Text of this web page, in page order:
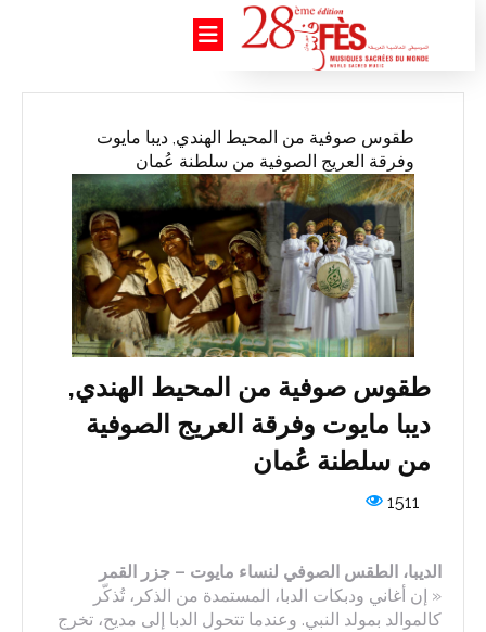
طقوس صوفية من المحيط الهندي, ديبا مايوت
وفرقة العريج الصوفية من سلطنة عُمان
طقوس صوفية من المحيط الهندي,
ديبا مايوت وفرقة العريج الصوفية
من سلطنة عُمان
1511
الديبا، الطقس الصوفي لنساء مايوت – جزر القمر
« إن أغاني ودبكات الدبا، المستمدة من الذكر، تُذكّر
كالموالد بمولد النبي. وعندما تتحول الدبا إلى مديح، تخرج